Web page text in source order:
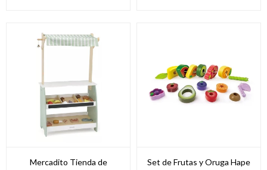
Mercadito Tienda de
Set de Frutas y Oruga Hape